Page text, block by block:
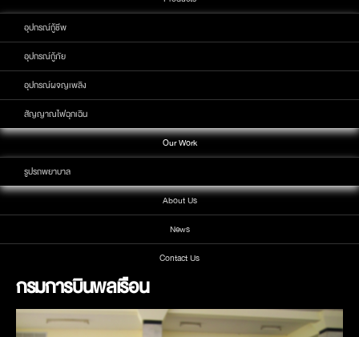
อุปกรณ์กู้ชีพ
อุปกรณ์กู้ภัย
อุปกรณ์ผจญเพลิง
สัญญาณไฟฉุกเฉิน
Our Work
รูปรถพยาบาล
About Us
News
Contact Us
กรมการบินพลเรือน